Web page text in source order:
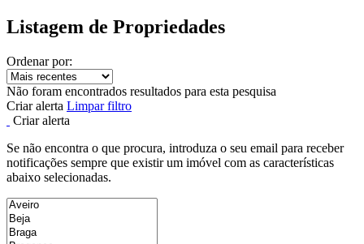
Listagem de Propriedades
Ordenar por:
Não foram encontrados resultados para esta pesquisa
Criar alerta Limpar filtro
Criar alerta
Se não encontra o que procura, introduza o seu email para receber
notificações sempre que existir um imóvel com as características
abaixo selecionadas.